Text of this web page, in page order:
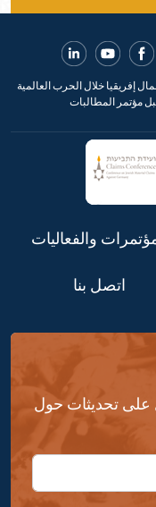
إفريقيا خلال الحرب العالمية
مؤتمر المطالبات
والفعاليات
اتصل بنا
على تحديثات حول